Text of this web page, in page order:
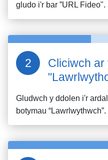
gludo i'r bar ”URL Fideo".
Cliciwch ar
Gludwch y ddolen i'r
botymau “Lawrlwythwch”.